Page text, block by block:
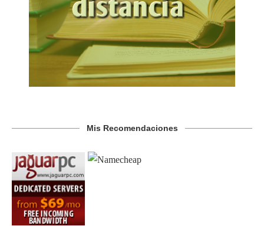
Mis Recomendaciones